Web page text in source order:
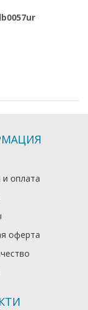
и оплата
оферта